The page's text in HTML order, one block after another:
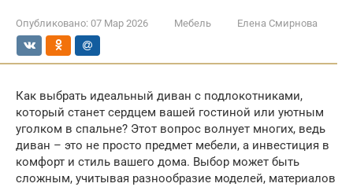
Опубликовано: 07 Мар 2026 Мебель Елена Смирнова
Как выбрать идеальный диван с подлокотниками,
который станет сердцем вашей гостиной или уютным
уголком в спальне? Этот вопрос волнует многих, ведь
диван – это не просто предмет мебели, а инвестиция в
комфорт и стиль вашего дома. Выбор может быть
сложным, учитывая разнообразие моделей, материалов